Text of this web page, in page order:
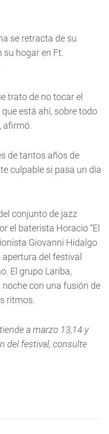
se retracta de su
su hogar en Ft.
trato de no tocar el
está ahí, sobre todo
afirmó.
de tantos años de
culpable si pasa un día
conjunto de jazz
el baterista Horacio “El
Giovanni Hidalgo
del festival
El grupo Lariba,
con una fusión de
ritmos.
a marzo 13,14 y
del festival, consulte